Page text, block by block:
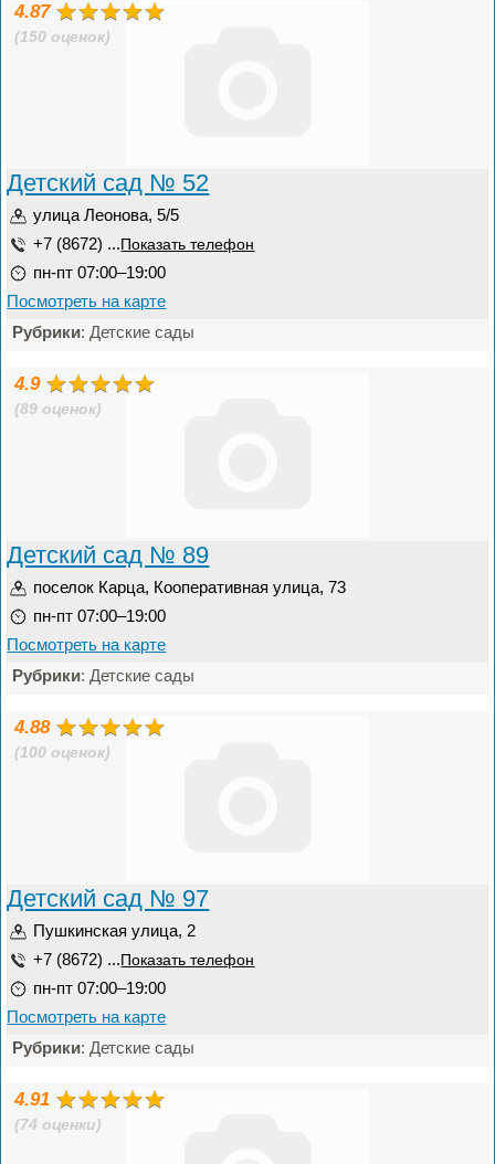
4.87
(150 оценок)
Детский сад № 52
улица Леонова, 5/5
+7 (8672) ... Показать телефон
пн-пт 07:00–19:00
Посмотреть на карте
Рубрики: Детские сады
4.9
(89 оценок)
Детский сад № 89
поселок Карца, Кооперативная улица, 73
пн-пт 07:00–19:00
Посмотреть на карте
Рубрики: Детские сады
4.88
(100 оценок)
Детский сад № 97
Пушкинская улица, 2
+7 (8672) ... Показать телефон
пн-пт 07:00–19:00
Посмотреть на карте
Рубрики: Детские сады
4.91
(74 оценки)